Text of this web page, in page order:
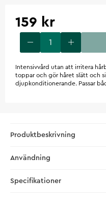
159 kr
Intensivvård utan att irritera
toppar och gör håret slätt och
djupkonditionerande. Passar
Produktbeskrivning
Användning
Specifikationer